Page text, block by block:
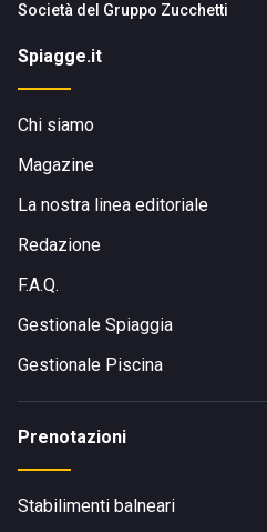
Società del Gruppo Zucchetti
Spiagge.it
Chi siamo
Magazine
La nostra linea editoriale
Redazione
F.A.Q.
Gestionale Spiaggia
Gestionale Piscina
Prenotazioni
Stabilimenti balneari